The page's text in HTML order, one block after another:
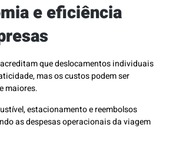
e eficiência
que deslocamentos individuais
mas os custos podem ser
maiores.
estacionamento e reembolsos
as despesas operacionais da viagem